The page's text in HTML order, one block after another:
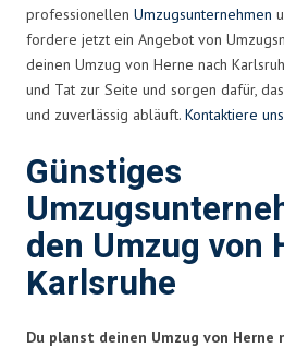
professionellen Umzugsunternehmen
fordere jetzt ein Angebot von
deinen Umzug von Herne nach
und Tat zur Seite und sorgen dafür,
und zuverlässig abläuft. Kontaktiere uns
Günstiges
den Umzug von
Karlsruhe
Du planst deinen Umzug von Herne